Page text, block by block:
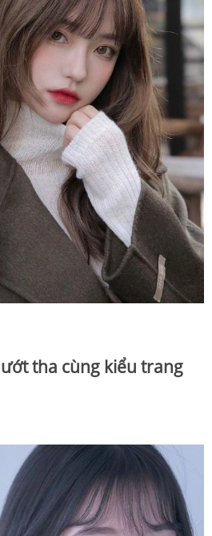
tha cùng kiểu trang